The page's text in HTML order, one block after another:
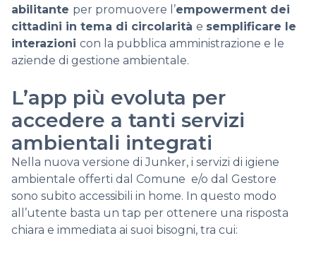
abilitante per promuovere l’empowerment dei
cittadini in tema di circolarità e semplificare le
interazioni con la pubblica amministrazione e le
aziende di gestione ambientale.
L’app più evoluta per
accedere a tanti servizi
ambientali integrati
Nella nuova versione di Junker, i servizi di igiene
ambientale offerti dal Comune e/o dal Gestore
sono subito accessibili in home. In questo modo
all’utente basta un tap per ottenere una risposta
chiara e immediata ai suoi bisogni, tra cui: